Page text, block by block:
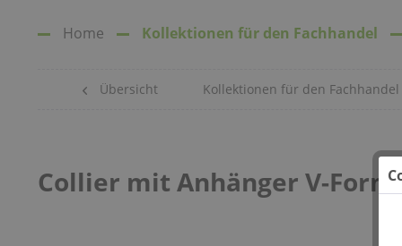
Home Kollektionen für den Fachhandel
Übersicht Kollektionen für den Fachhandel
Collier mit Anhänger V-Form